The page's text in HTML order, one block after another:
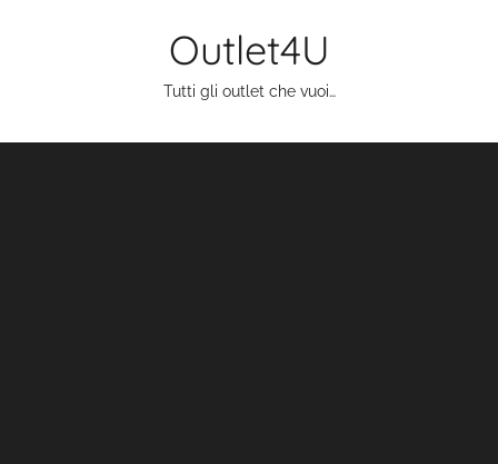
Outlet4U
Tutti gli outlet che vuoi…